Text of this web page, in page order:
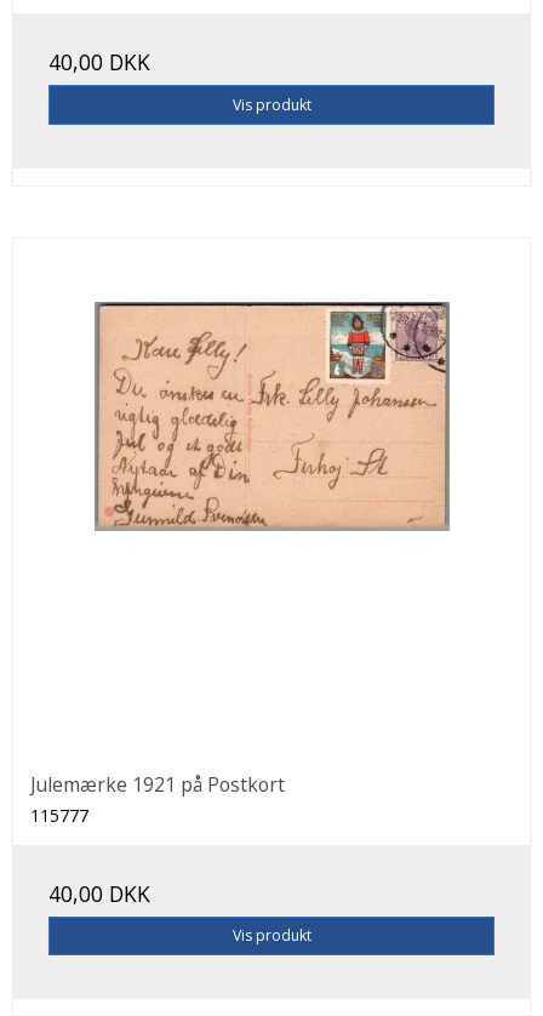
40,00 DKK
Vis produkt
Julemærke 1921 på Postkort
115777
40,00 DKK
Vis produkt